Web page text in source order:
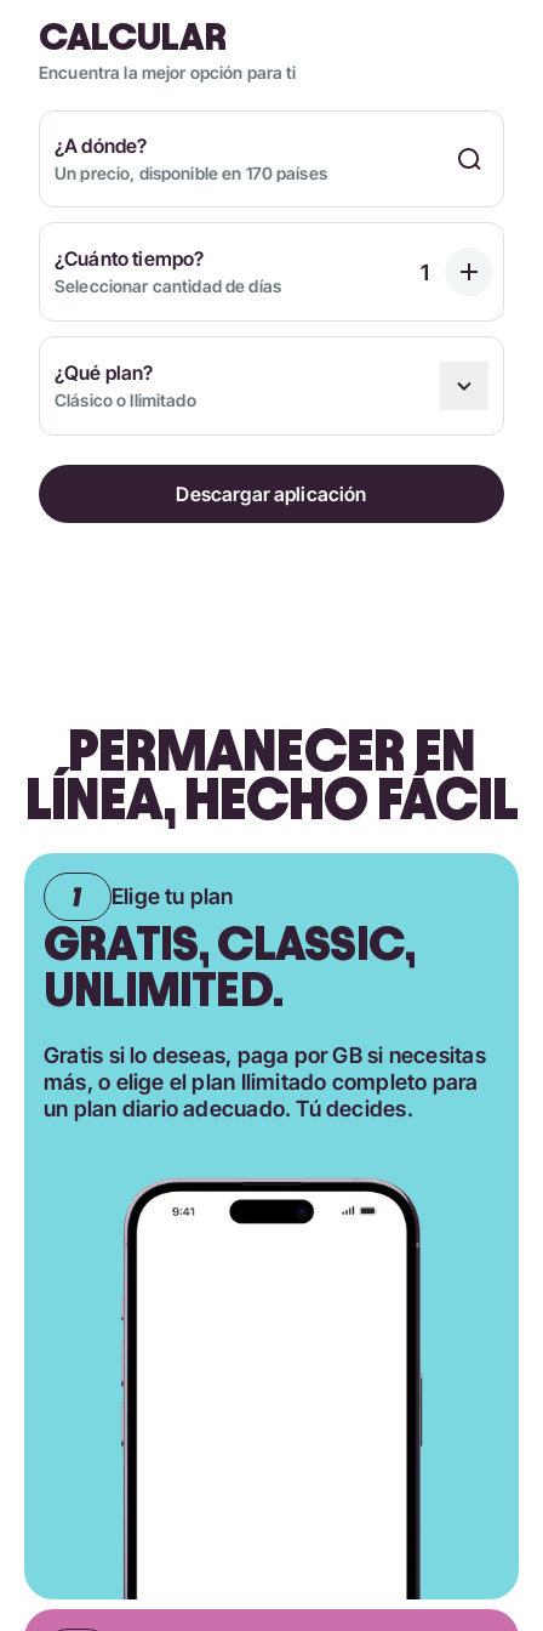
CALCULAR
Encuentra la mejor opción para ti
¿A dónde?
Un precio, disponible en 170 países
¿Cuánto tiempo?
Seleccionar cantidad de días
¿Qué plan?
Clásico o Ilimitado
Descargar aplicación
PERMANECER EN
LÍNEA, HECHO FÁCIL
Elige tu plan
GRATIS, CLASSIC,
UNLIMITED.
Gratis si lo deseas, paga por GB si necesitas
más, o elige el plan Ilimitado completo para
un plan diario adecuado. Tú decides.